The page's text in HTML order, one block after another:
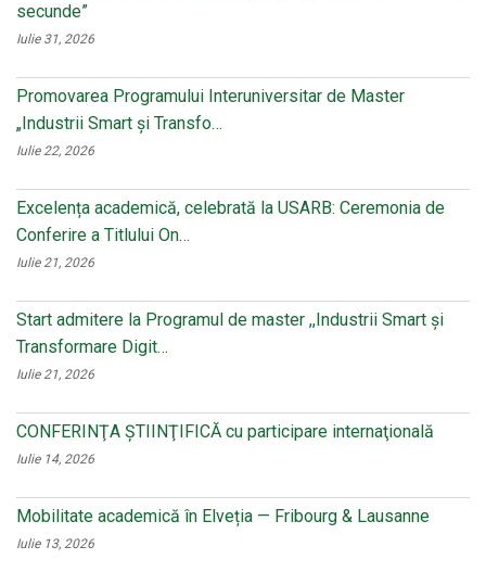
secunde”
Iulie 31, 2026
Promovarea Programului Interuniversitar de Master
„Industrii Smart și Transfo…
Iulie 22, 2026
Excelența academică, celebrată la USARB: Ceremonia de
Conferire a Titlului On…
Iulie 21, 2026
Start admitere la Programul de master ,,Industrii Smart și
Transformare Digit…
Iulie 21, 2026
CONFERINŢA ŞTIINŢIFICĂ cu participare internaţională
Iulie 14, 2026
Mobilitate academică în Elveția — Fribourg & Lausanne
Iulie 13, 2026